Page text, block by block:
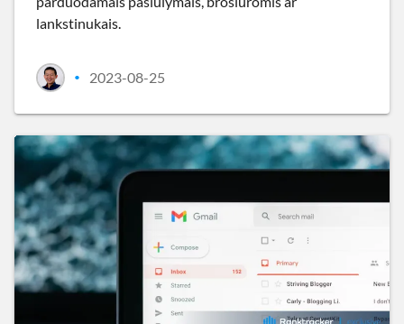
lankstinukais.
• 2023-08-25